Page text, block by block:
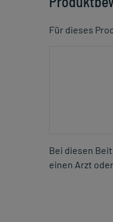
Für dieses
Bei diesen
einen Arzt